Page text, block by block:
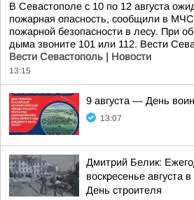
В Севастополе с 10 по 12 августа
пожарная опасность, сообщили в
пожарной безопасности в лесу. При
дыма звоните 101 или 112. Вести
Вести Севастополь | Новости
13:15
9 августа — День
13:07
Дмитрий Белик:
воскресенье августа
День строителя